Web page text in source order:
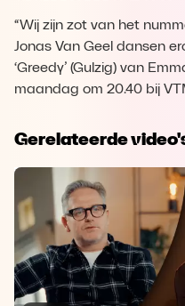
“Wij zijn zot van het
Jonas Van Geel dansen
‘Greedy’ (Gulzig) van
maandag om 20.40 bij
Gerelateerde